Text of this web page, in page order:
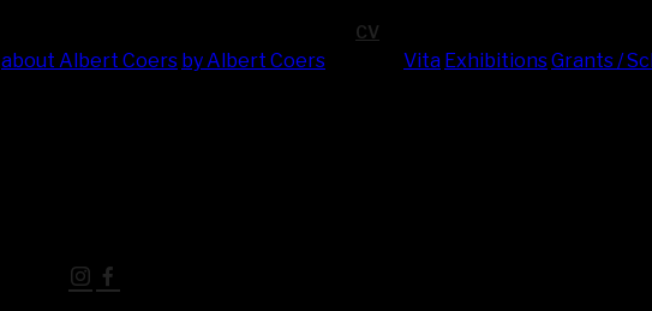
about Albert Coers by Albert Coers
CV
Vita Exhi­bi­ti­onsGrants /